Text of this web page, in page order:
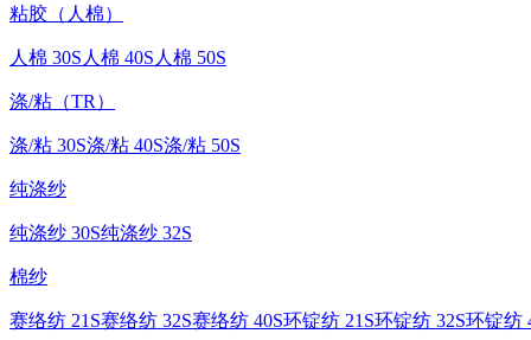
粘胶（人棉）
人棉 30S 人棉 40S 人棉 50S
涤/粘（TR）
涤/粘 30S涤/粘 40S涤/粘 50S
纯涤纱
纯涤纱 30S纯涤纱 32S
棉纱
赛络纺 21S赛络纺 32S赛络纺 40S环锭纺 21S环锭纺 32S环锭纺